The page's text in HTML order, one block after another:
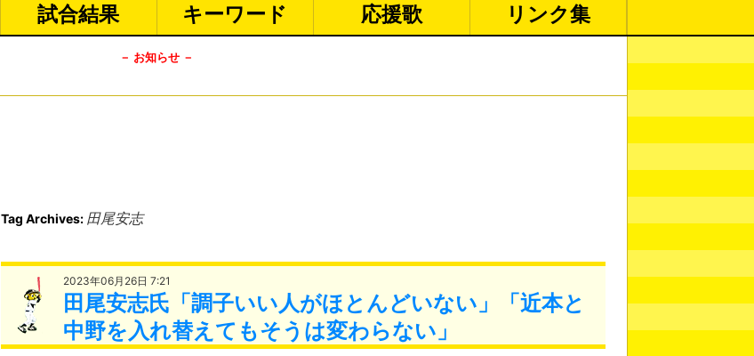
試合結果 キーワード 応援歌 リンク集
－ お知らせ －
Tag Archives: 田尾安志
2023年06月26日 7:21
田尾安志氏「調子いい人がほとんどいない」「近本と
中野を入れ替えてもそうは変わらない」